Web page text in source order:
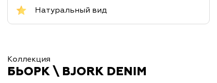
Натуральный вид
Коллекция
БЬОРК \ BJORK DENIM